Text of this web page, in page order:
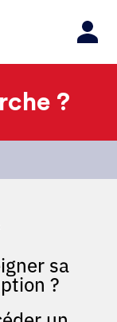
?
sa
?